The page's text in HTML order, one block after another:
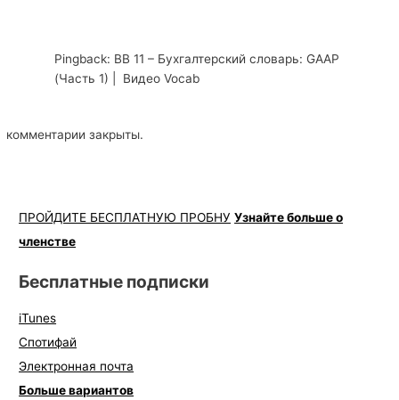
Pingback: ВВ 11 – Бухгалтерский словарь: GAAP
(Часть 1) | Видео Vocab
комментарии закрыты.
ПРОЙДИТЕ БЕСПЛАТНУЮ ПРОБНУ Узнайте больше о
членстве
Бесплатные подписки
iTunes
Спотифай
Электронная почта
Больше вариантов